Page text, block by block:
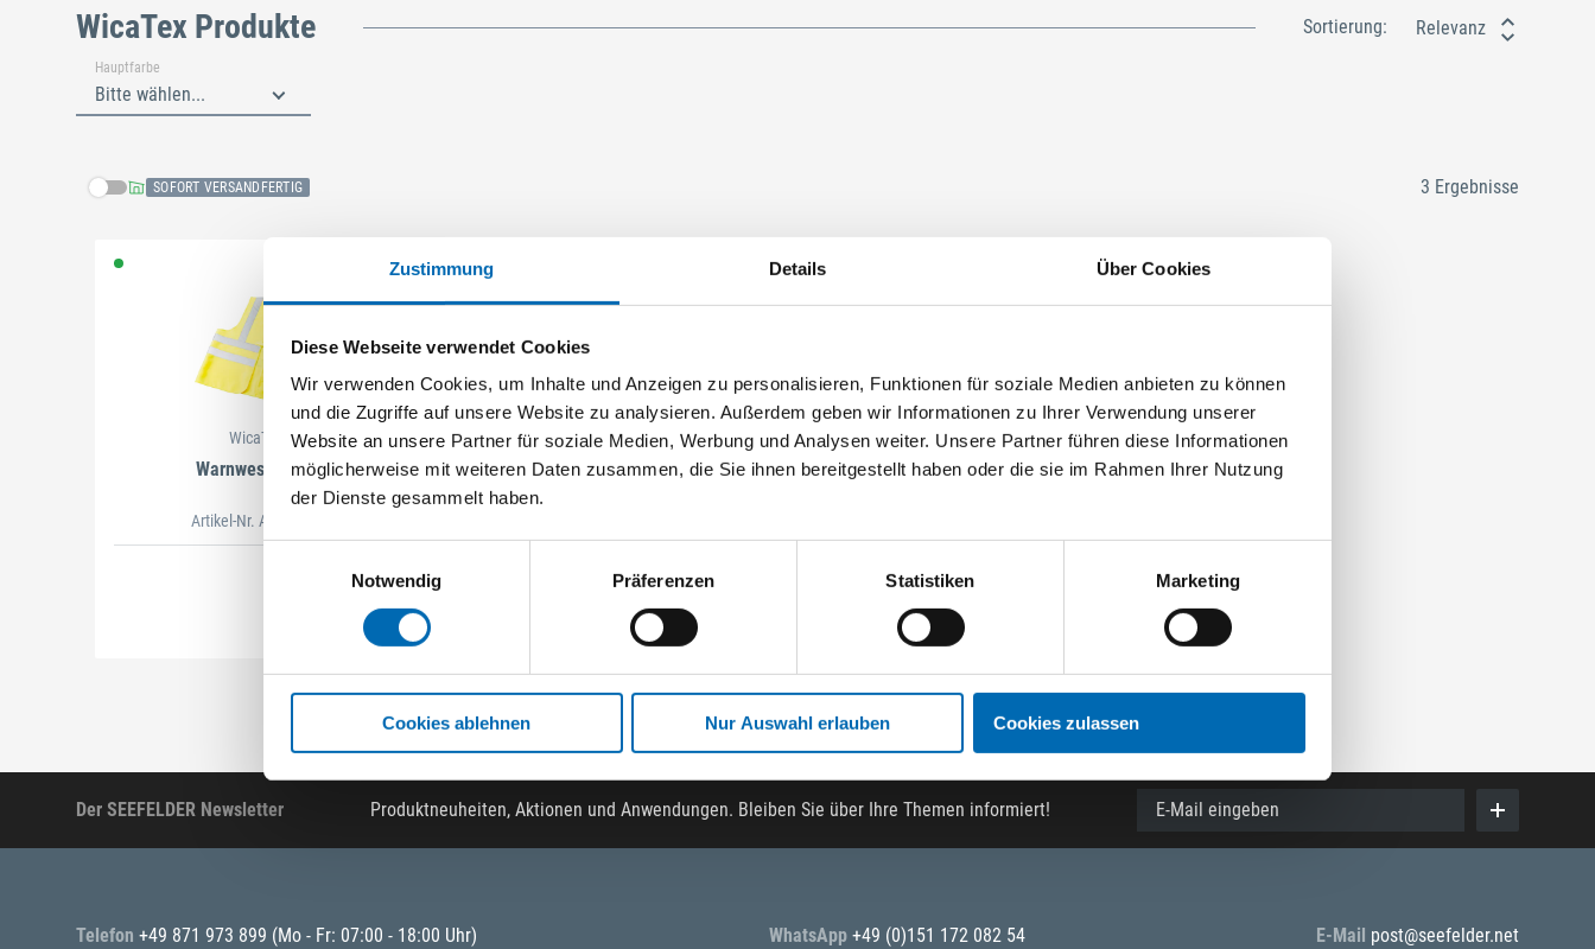
Zustimmung Details Über Cookies
Diese Webseite verwendet Cookies
Wir verwenden Cookies, um Inhalte und Anzeigen zu personalisieren, Funktionen für soziale Medien anbieten zu können
und die Zugriffe auf unsere Website zu analysieren. Außerdem geben wir Informationen zu Ihrer Verwendung unserer
Website an unsere Partner für soziale Medien, Werbung und Analysen weiter. Unsere Partner führen diese Informationen
möglicherweise mit weiteren Daten zusammen, die Sie ihnen bereitgestellt haben oder die sie im Rahmen Ihrer Nutzung
der Dienste gesammelt haben.
Einwilligungsauswahl
Notwendig
Präferenzen Statistiken Marketing
Cookies ablehnen Nur Auswahl erlauben Cookies zulassen
WicaTex Produkte Sortierung: Relevanz
Hauptfarbe
Bitte wählen...
SOFORT VERSANDFERTIG 3 Ergebnisse
WicaTex
Warnweste Max
Artikel-Nr. AS.02993
WicaTex
Warnweste Wilfried
WicaTex
Warnweste BW-MG
Der SEEFELDER Newsletter Produktneuheiten, Aktionen und Anwendungen. Bleiben Sie über Ihre Themen informiert! E-Mail eingeben
Telefon +49 871 973 899 (Mo - Fr: 07:00 - 18:00 Uhr) WhatsApp +49 (0)151 172 082 54 E-Mail post@seefelder.net